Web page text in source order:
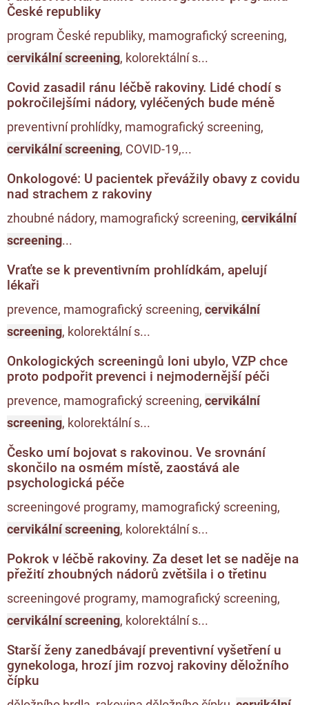
České republiky
program České republiky, mamografický screening,
cervikální screening, kolorektální s...
Covid zasadil ránu léčbě rakoviny. Lidé chodí s
pokročilejšími nádory, vyléčených bude méně
preventivní prohlídky, mamografický screening,
cervikální screening, COVID-19,...
Onkologové: U pacientek převážily obavy z covidu
nad strachem z rakoviny
zhoubné nádory, mamografický screening, cervikální
screening...
Vraťte se k preventivním prohlídkám, apelují
lékaři
prevence, mamografický screening, cervikální
screening, kolorektální s...
Onkologických screeningů loni ubylo, VZP chce
proto podpořit prevenci i nejmodernější péči
prevence, mamografický screening, cervikální
screening, kolorektální s...
Česko umí bojovat s rakovinou. Ve srovnání
skončilo na osmém místě, zaostává ale
psychologická péče
screeningové programy, mamografický screening,
cervikální screening, kolorektální s...
Pokrok v léčbě rakoviny. Za deset let se naděje na
přežití zhoubných nádorů zvětšila i o třetinu
screeningové programy, mamografický screening,
cervikální screening, kolorektální s...
Starší ženy zanedbávají preventivní vyšetření u
gynekologa, hrozí jim rozvoj rakoviny děložního
čípku